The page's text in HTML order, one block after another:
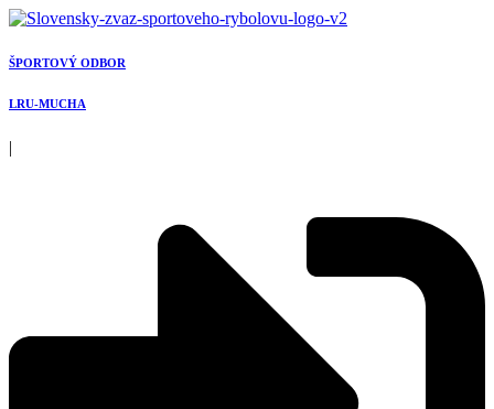
Preskočiť
obsah
ŠPORTOVÝ ODBOR
LRU-MUCHA
|